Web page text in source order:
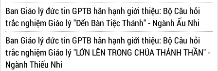
Ban Giáo lý đức tin GPTB hân hạnh giới thiệu: Bộ Câu hỏi
trắc nghiệm Giáo lý "Đến Bàn Tiệc Thánh" - Ngành Ấu Nhi
Ban Giáo lý đức tin GPTB hân hạnh giới thiệu: Bộ Câu hỏi
trắc nghiệm Giáo lý "LỚN LÊN TRONG CHÚA THÁNH THẦN" -
Ngành Thiếu Nhi